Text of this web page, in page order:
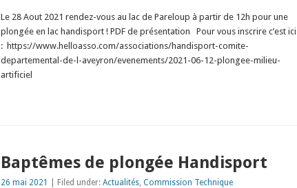
Le 28 Aout 2021 rendez-vous au lac de Pareloup à partir de 12h pour une
plongée en lac handisport ! PDF de présentation Pour vous inscrire c’est ici
: https://www.helloasso.com/associations/handisport-comite-
departemental-de-l-aveyron/evenements/2021-06-12-plongee-milieu-
artificiel
Baptêmes de plongée Handisport
26 mai 2021 | Filed under:Actualités ,Commission Technique